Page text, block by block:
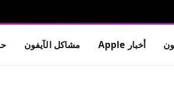
أخبار Apple مشاكل الآيفون